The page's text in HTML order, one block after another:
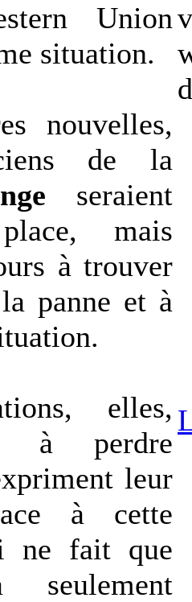
Union
situation.
nouvelles,
de la
seraient
mais
à trouver
panne et à
elles,
à perdre
leur
à cette
ne fait que
seulement